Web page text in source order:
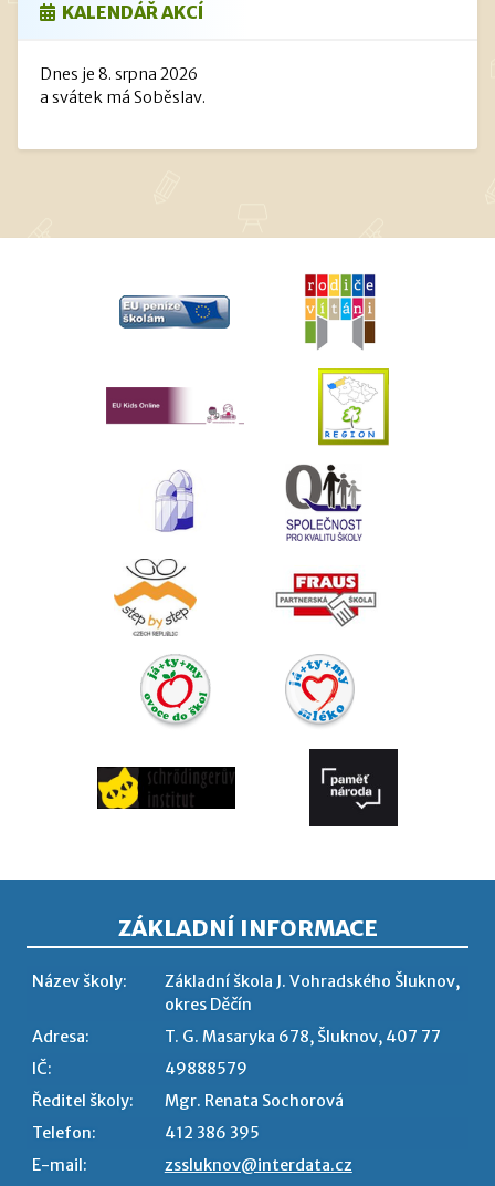
KALENDÁŘ AKCÍ
Dnes je 8. srpna 2026
a svátek má Soběslav.
ZÁKLADNÍ INFORMACE
Název školy:
Základní škola J. Vohradského Šluknov,
okres Děčín
Adresa:
T. G. Masaryka 678, Šluknov, 407 77
IČ:
49888579
Ředitel školy:
Mgr. Renata Sochorová
Telefon:
412 386 395
E-mail:
zssluknov@interdata.cz